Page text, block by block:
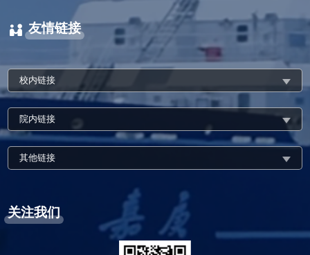
友情链接
校内链接
院内链接
其他链接
关注我们